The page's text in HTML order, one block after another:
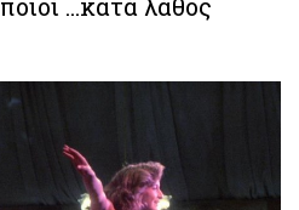
...κατά λάθος